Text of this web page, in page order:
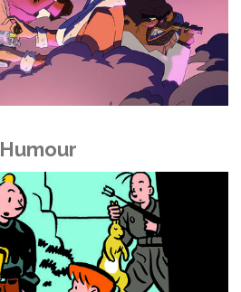
Humour